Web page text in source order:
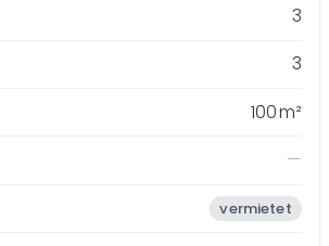
3
3
100 m²
vermietet